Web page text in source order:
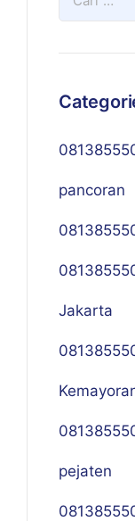
pancoran
Jakarta
pejaten